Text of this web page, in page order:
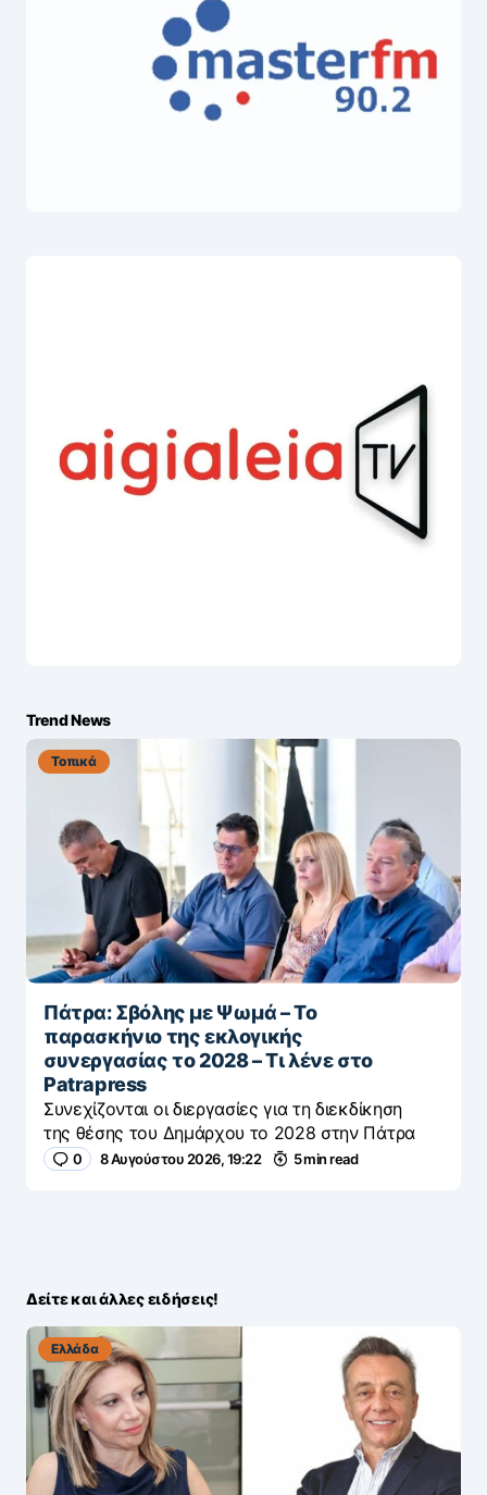
Trend News
Τοπικά
Πάτρα: Σβόλης με Ψωμά – Το
παρασκήνιο της εκλογικής
συνεργασίας το 2028 – Τι λένε στο
Patrapress
Συνεχίζονται οι διεργασίες για τη διεκδίκηση
της θέσης του Δημάρχου το 2028 στην Πάτρα
0 8 Αυγούστου 2026, 19:22 5 min read
Δείτε και άλλες ειδήσεις!
Ελλάδα